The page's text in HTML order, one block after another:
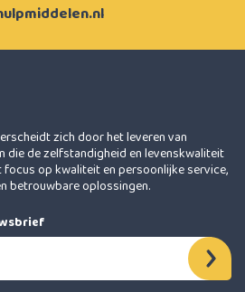
zich door het leveren van
die de zelfstandigheid en levenskwaliteit
op kwaliteit en persoonlijke service,
betrouwbare oplossingen.